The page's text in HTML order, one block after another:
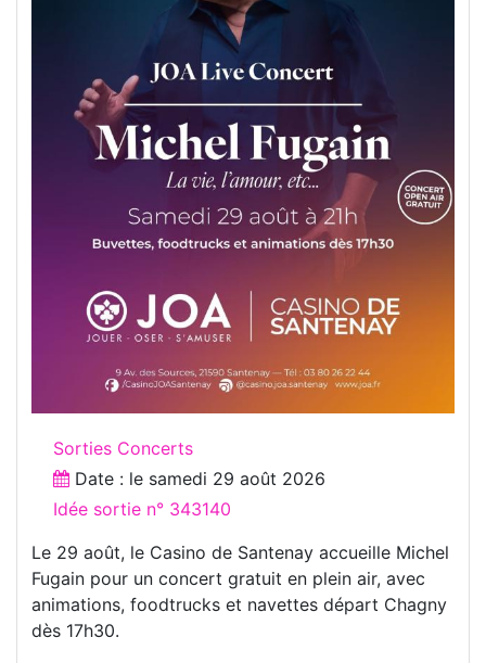
Sorties Concerts
Date : le samedi 29 août 2026
Idée sortie n° 343140
Le 29 août, le Casino de Santenay accueille Michel
Fugain pour un concert gratuit en plein air, avec
animations, foodtrucks et navettes départ Chagny
dès 17h30.